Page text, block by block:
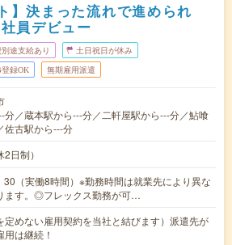
】決まった流れで進められ
員デビュー
途支給あり 土日祝日が休み
登録OK 無期雇用派遣
分／蔵本駅から---分／二軒屋駅から---分／鮎喰
佐古駅から---分
日制）
（実働8時間）※勤務時間は就業先により異な
ます。◎フレックス勤務が可…
定めない雇用契約を当社と結びます）派遣先が
は継続！